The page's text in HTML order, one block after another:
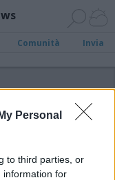
Personal
to third parties, or
information for
Comunità Invia